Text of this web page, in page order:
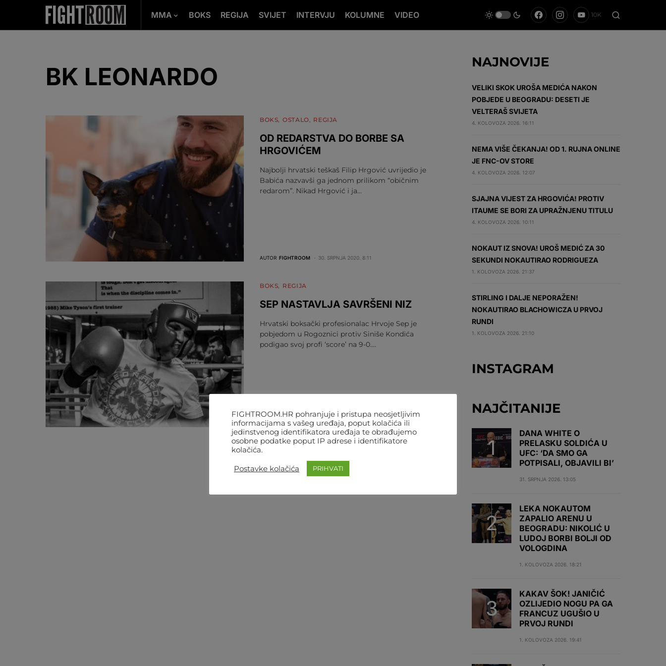
MMA BOKS REGIJA SVIJET INTERVJU KOLUMNE VIDEO 10K
BK LEONARDO
BOKS OSTALO REGIJA
OD REDARSTVA DO BORBE SA
HRGOVIĆEM
Najbolji hrvatski teškaš Filip Hrgović uvrijedio je
Babića nazvavši ga jednom prilikom “običnim
redarom”. Nikad Hrgović i ja…
AUTOR FIGHTROOM 30. SRPNJA 2020. 8:11
BOKS REGIJA
SEP NASTAVLJA SAVRŠENI NIZ
Hrvatski boksački profesionalac Hrvoje Sep je
pobjedom u Rogoznici protiv Siniše Kondića
podigao svoj profi ‘score’ na 9-0.…
AUTOR FIGHTROOM 13. KOLOVOZA 2019. 7:39
NAJNOVIJE
VELIKI SKOK UROŠA MEDIĆA NAKON
POBJEDE U BEOGRADU: DESETI JE
VELTERAŠ SVIJETA
4. KOLOVOZA 2026. 16:11
NEMA VIŠE ČEKANJA! OD 1. RUJNA ONLINE
JE FNC-OV STORE
4. KOLOVOZA 2026. 12:07
SJAJNA VIJEST ZA HRGOVIĆA! PROTIV
ITAUME SE BORI ZA UPRAŽNJENU TITULU
4. KOLOVOZA 2026. 10:11
NOKAUT IZ SNOVA! UROŠ MEDIĆ ZA 30
SEKUNDI NOKAUTIRAO RODRIGUEZA
1. KOLOVOZA 2026. 21:37
STIRLING I DALJE NEPORAŽEN!
NOKAUTIRAO BLACHOWICZA U PRVOJ
RUNDI
1. KOLOVOZA 2026. 21:10
INSTAGRAM
NAJČITANIJE
DANA WHITE O
PRELASKU SOLDIĆA U
UFC: ‘DA SMO GA
POTPISALI, OBJAVILI BI’
31. SRPNJA 2026. 13:05
LEKA NOKAUTOM
ZAPALIO ARENU U
BEOGRADU: NIKOLIĆ U
LUDOJ BORBI BOLJI OD
VOLOGDINA
1. KOLOVOZA 2026. 18:21
KAKAV ŠOK! JANIČIĆ
OZLIJEDIO NOGU PA GA
FRANCUZ UGUŠIO U
PRVOJ RUNDI
1. KOLOVOZA 2026. 19:41
FIGHTROOM.HR pohranjuje i pristupa neosjetljivim
informacijama s vašeg uređaja, poput kolačića ili
jedinstvenog identifikatora uređaja te obrađujemo
osobne podatke poput IP adrese i identifikatore
kolačića.
Postavke kolačića PRIHVATI